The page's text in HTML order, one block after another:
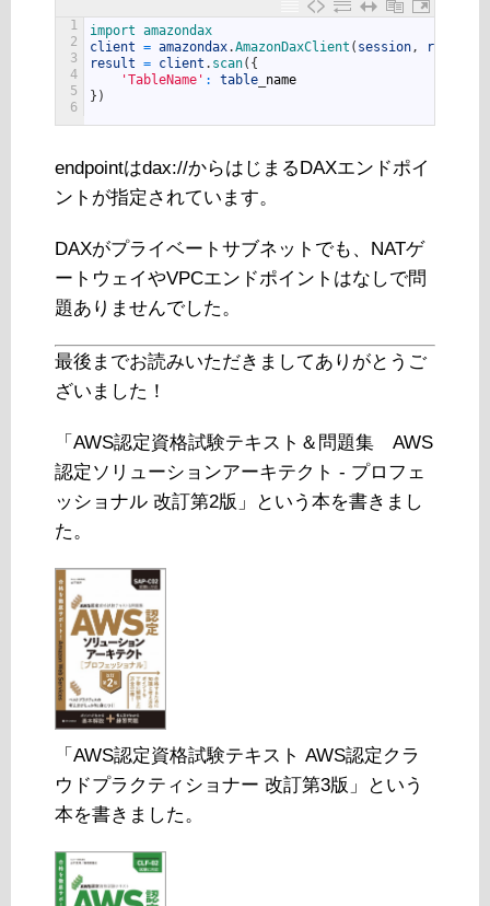
1
2
3
4
5
6
import amazondax
client = amazondax.AmazonDaxClient ( session,
result = client . scan( {
'TableName' : table name
} )
endpointはdax://からはじまるDAXエンドポイ
ントが指定されています。
DAXがプライベートサブネットでも、NATゲ
ートウェイやVPCエンドポイントはなしで問
題ありませんでした。
最後までお読みいただきましてありがとうご
ざいました！
「AWS認定資格試験テキスト＆問題集 AWS
認定ソリューションアーキテクト - プロフェ
ッショナル 改訂第2版」という本を書きまし
た。
「AWS認定資格試験テキスト AWS認定クラ
ウドプラクティショナー 改訂第3版」という
本を書きました。